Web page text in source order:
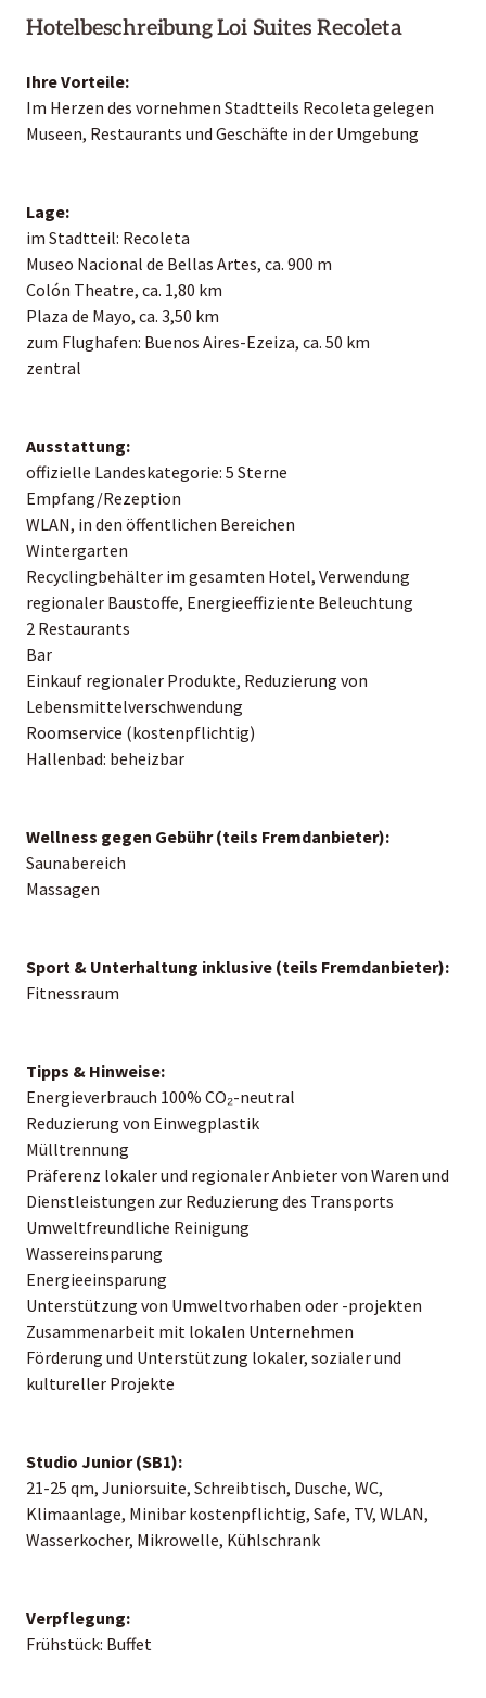
Hotelbeschreibung Loi Suites Recoleta
Ihre Vorteile:
Im Herzen des vornehmen Stadtteils Recoleta gelegen
Museen, Restaurants und Geschäfte in der Umgebung
Lage:
im Stadtteil: Recoleta
Museo Nacional de Bellas Artes, ca. 900 m
Colón Theatre, ca. 1,80 km
Plaza de Mayo, ca. 3,50 km
zum Flughafen: Buenos Aires-Ezeiza, ca. 50 km
zentral
Ausstattung:
offizielle Landeskategorie: 5 Sterne
Empfang/Rezeption
WLAN, in den öffentlichen Bereichen
Wintergarten
Recyclingbehälter im gesamten Hotel, Verwendung
regionaler Baustoffe, Energieeffiziente Beleuchtung
2 Restaurants
Bar
Einkauf regionaler Produkte, Reduzierung von
Lebensmittelverschwendung
Roomservice (kostenpflichtig)
Hallenbad: beheizbar
Wellness gegen Gebühr (teils Fremdanbieter):
Saunabereich
Massagen
Sport & Unterhaltung inklusive (teils Fremdanbieter):
Fitnessraum
Tipps & Hinweise:
Energieverbrauch 100% CO₂-neutral
Reduzierung von Einwegplastik
Mülltrennung
Präferenz lokaler und regionaler Anbieter von Waren und
Dienstleistungen zur Reduzierung des Transports
Umweltfreundliche Reinigung
Wassereinsparung
Energieeinsparung
Unterstützung von Umweltvorhaben oder -projekten
Zusammenarbeit mit lokalen Unternehmen
Förderung und Unterstützung lokaler, sozialer und
kultureller Projekte
Studio Junior (SB1):
21-25 qm, Juniorsuite, Schreibtisch, Dusche, WC,
Klimaanlage, Minibar kostenpflichtig, Safe, TV, WLAN,
Wasserkocher, Mikrowelle, Kühlschrank
Verpflegung:
Frühstück: Buffet